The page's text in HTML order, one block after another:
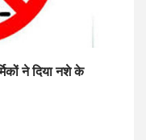
ने दिया नशे के